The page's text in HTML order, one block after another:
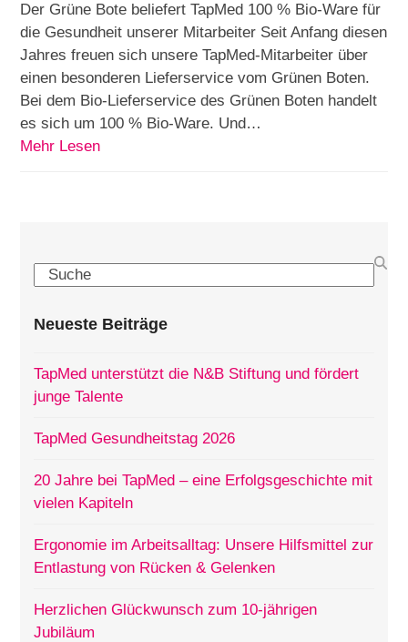
Der Grüne Bote beliefert TapMed 100 % Bio-Ware für
die Gesundheit unserer Mitarbeiter Seit Anfang diesen
Jahres freuen sich unsere TapMed-Mitarbeiter über
einen besonderen Lieferservice vom Grünen Boten.
Bei dem Bio-Lieferservice des Grünen Boten handelt
es sich um 100 % Bio-Ware. Und…
Mehr Lesen
Search
Neueste Beiträge
TapMed unterstützt die N&B Stiftung und fördert
junge Talente
TapMed Gesundheitstag 2026
20 Jahre bei TapMed – eine Erfolgsgeschichte mit
vielen Kapiteln
Ergonomie im Arbeitsalltag: Unsere Hilfsmittel zur
Entlastung von Rücken & Gelenken
Herzlichen Glückwunsch zum 10-jährigen
Jubiläum